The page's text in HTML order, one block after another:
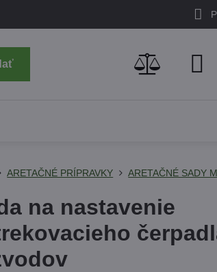
ARETAČNÉ PRÍPRAVKY ARETAČNÉ SADY
na nastavenie